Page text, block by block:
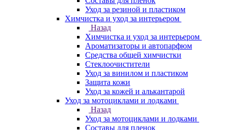
Уход за резиной и пластиком
Химчистка и уход за интерьером
Назад
Химчистка и уход за интерьером
Ароматизаторы и автопарфюм
Средства общей химчистки
Стеклоочистители
Уход за винилом и пластиком
Защита кожи
Уход за кожей и алькантарой
Уход за мотоциклами и лодками
Назад
Уход за мотоциклами и лодками
Составы для пленок